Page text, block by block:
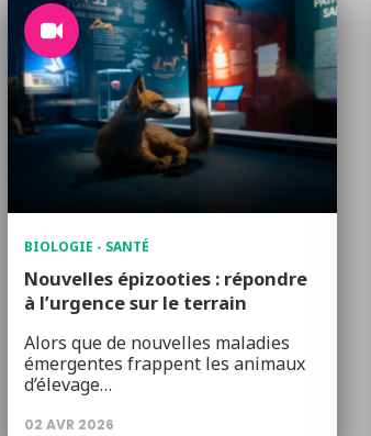
BIOLOGIE - SANTÉ
Nouvelles épizooties : répondre
à l’urgence sur le terrain
Alors que de nouvelles maladies
émergentes frappent les animaux
d’élevage…
02 AVR 2026